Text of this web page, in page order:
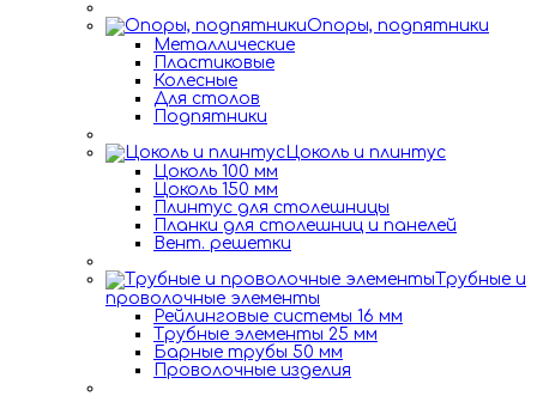
Опоры, подпятники
Металлические
Пластиковые
Колесные
Для столов
Подпятники
Цоколь и плинтус
Цоколь 100 мм
Цоколь 150 мм
Плинтус для столешницы
Планки для столешниц и панелей
Вент. решетки
Трубные и
проволочные элементы
Рейлинговые системы 16 мм
Трубные элементы 25 мм
Барные трубы 50 мм
Проволочные изделия